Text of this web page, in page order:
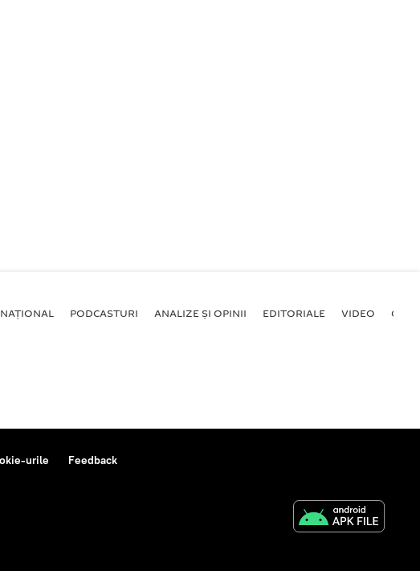
PODCASTURI ANALIZE ȘI OPINII EDITORIALE VIDEO
urile Feedback